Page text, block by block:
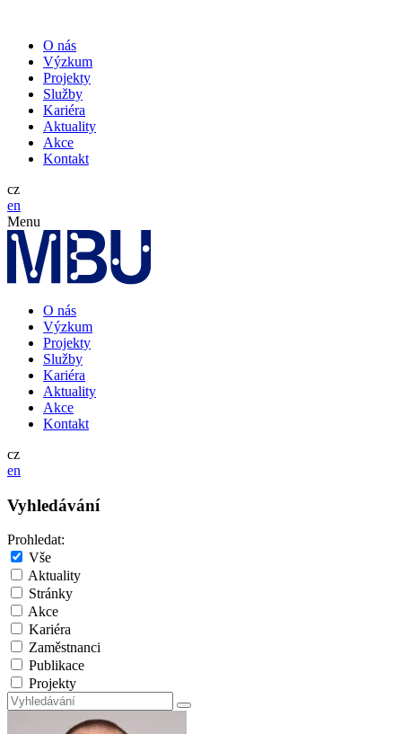
O nás
Výzkum
Projekty
Služby
Kariéra
Aktuality
Akce
Kontakt
cz
en
Menu
O nás
Výzkum
Projekty
Služby
Kariéra
Aktuality
Akce
Kontakt
cz
en
Vyhledávání
Prohledat:
Vše
Aktuality
Stránky
Akce
Kariéra
Zaměstnanci
Publikace
Projekty